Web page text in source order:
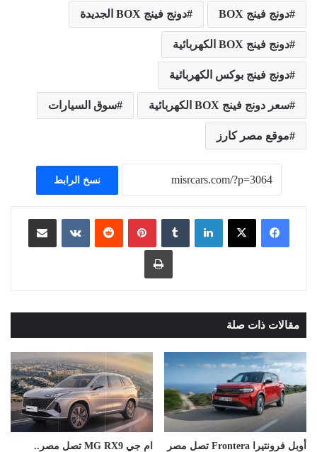
دونج فينج BOX دونج فينج BOX الجديدة
دونج فينج BOX الكهربائية
دونج فينج بوكس الكهربائية
سعر دونج فينج BOX الكهربائية سوق السيارات
موقع مصر كارز
نسخ الرابط
لينكدإن ‏Tumblr بينتيريست
‏Reddit
‏VKontakte مشاركة عبر البريد
طباعة
مقالات ذات صلة
أوبل فرونتيرا Frontera تصل مصر
ام جي MG RX9 تصل مصر..